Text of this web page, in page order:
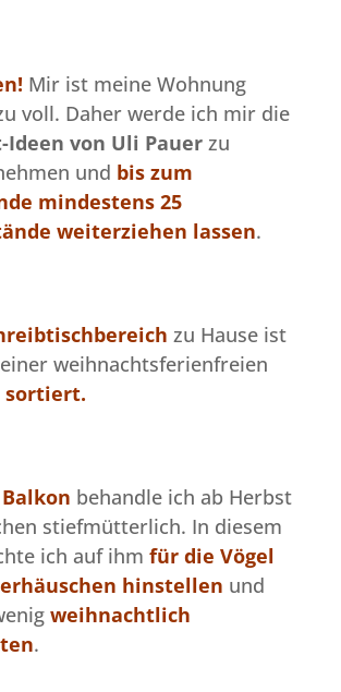
Mir ist meine Wohnung
voll. Daher werde ich mir die
Ideen von Uli Pauerzu
und bis zum
mindestens 25
weiterziehen lassen.
zu Hause ist
weihnachtsferienfreien
sortiert.
behandle ich ab Herbst
stiefmütterlich. In diesem
ich auf ihm für die Vögel
hinstellen und
weihnachtlich
.